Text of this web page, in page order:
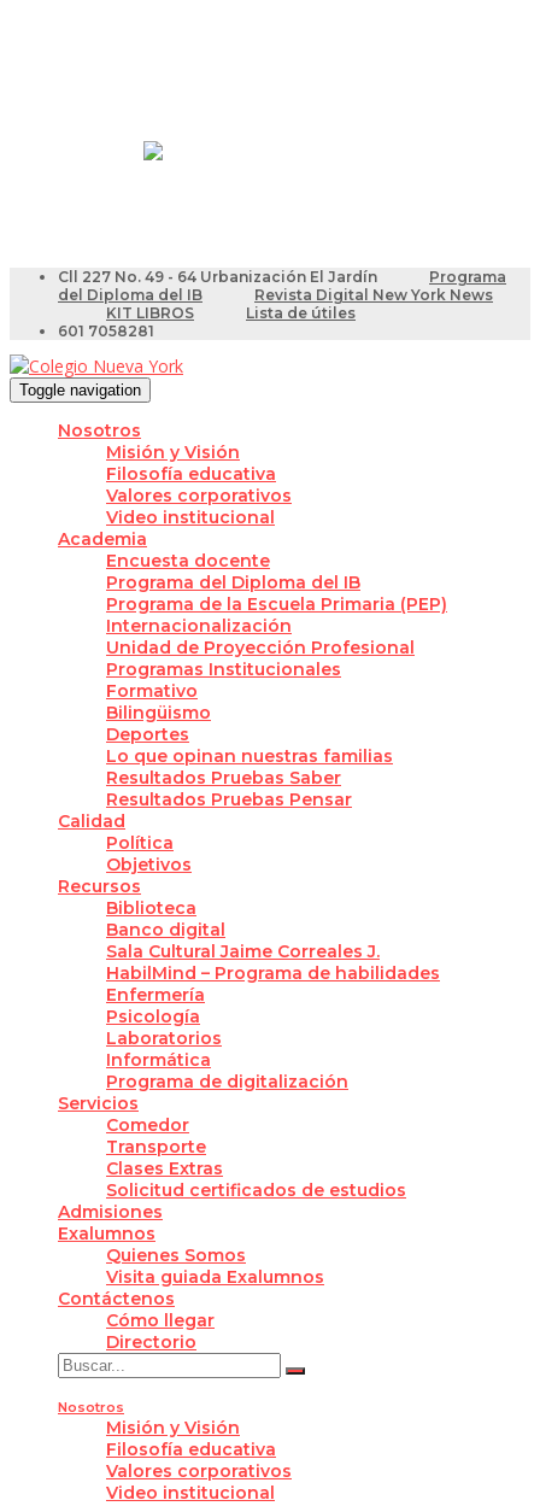
Cll 227 No. 49 - 64 Urbanización El Jardín
Programa
del Diploma del IB
Revista Digital New York News
KIT LIBROS
Lista de útiles
601 7058281
Toggle navigation
Nosotros
Misión y Visión
Filosofía educativa
Valores corporativos
Video institucional
Academia
Encuesta docente
Programa del Diploma del IB
Programa de la Escuela Primaria (PEP)
Internacionalización
Unidad de Proyección Profesional
Programas Institucionales
Formativo
Bilingüismo
Deportes
Lo que opinan nuestras familias
Resultados Pruebas Saber
Resultados Pruebas Pensar
Calidad
Política
Objetivos
Recursos
Biblioteca
Banco digital
Sala Cultural Jaime Correales J.
HabilMind – Programa de habilidades
Enfermería
Psicología
Laboratorios
Informática
Programa de digitalización
Servicios
Comedor
Transporte
Clases Extras
Solicitud certificados de estudios
Admisiones
Exalumnos
Quienes Somos
Visita guiada Exalumnos
Contáctenos
Cómo llegar
Directorio
Nosotros
Misión y Visión
Filosofía educativa
Valores corporativos
Video institucional